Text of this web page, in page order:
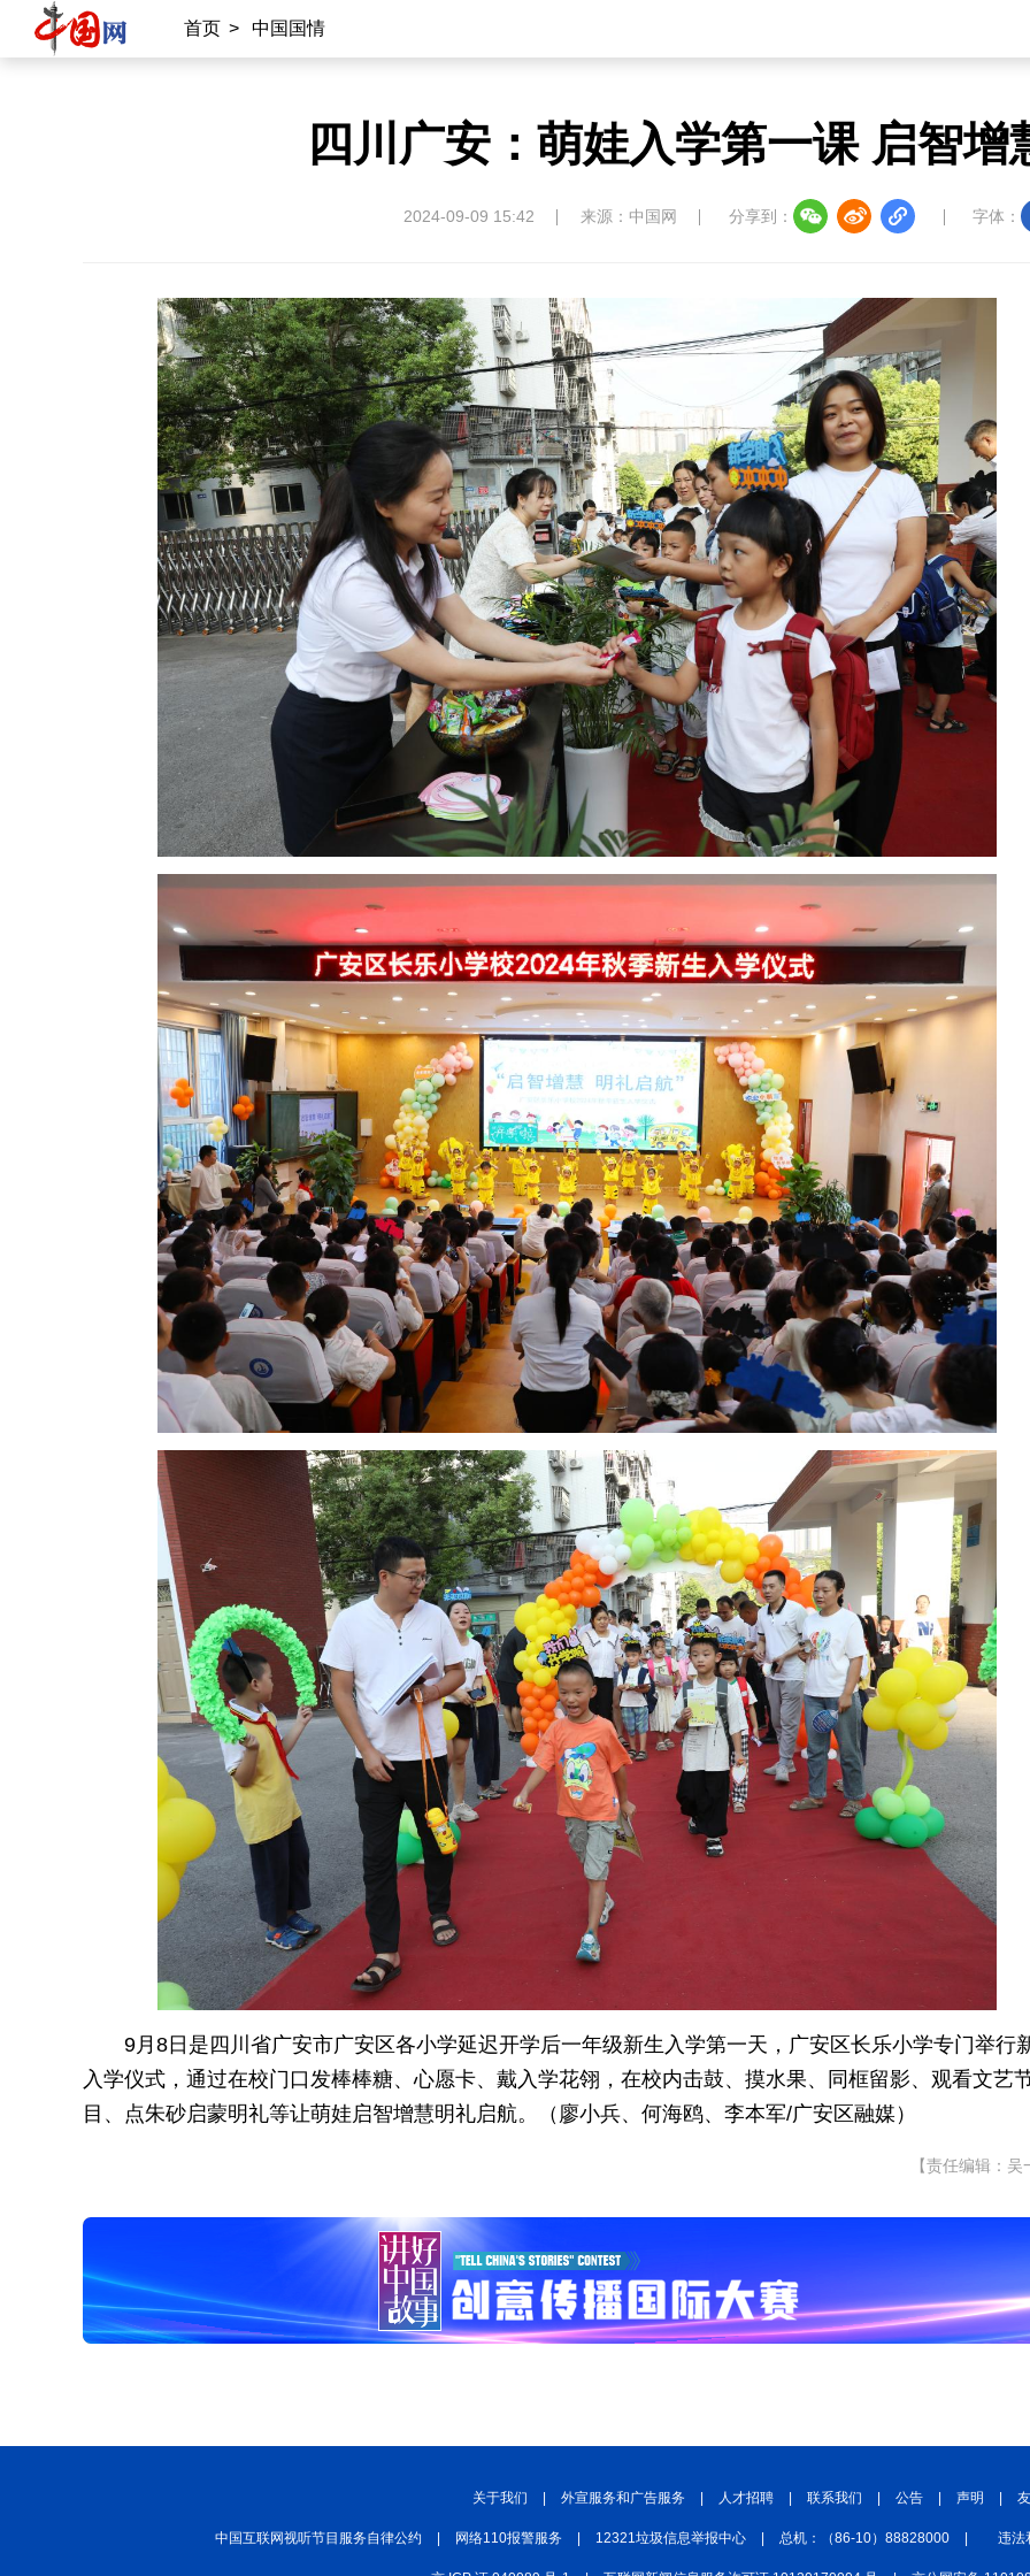
首页 > 中国国情
四川广安：萌娃入学第一课 启智增
2024-09-09 15:42 来源：中国网 分享到： 字体：
9月8日是四川省广安市广安区各小学延迟开学后一年级新生入学第一天，广安区长乐小学专门举行
入学仪式，通过在校门口发棒棒糖、心愿卡、戴入学花翎，在校内击鼓、摸水果、同框留影、观看文艺
目、点朱砂启蒙明礼等让萌娃启智增慧明礼启航。（廖小兵、何海鸥、李本军/广安区融媒）
【责任编辑：吴
关于我们 | 外宣服务和广告服务 | 人才招聘 | 联系我们 | 公告 | 声明 |
中国互联网视听节目服务自律公约 | 网络110报警服务 | 12321垃圾信息举报中心 | 总机：（86-10）88828000 | 违法